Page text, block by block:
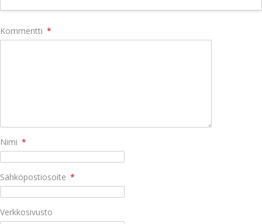
Kommentti *
Nimi *
Sähköpostiosoite *
Verkkosivusto